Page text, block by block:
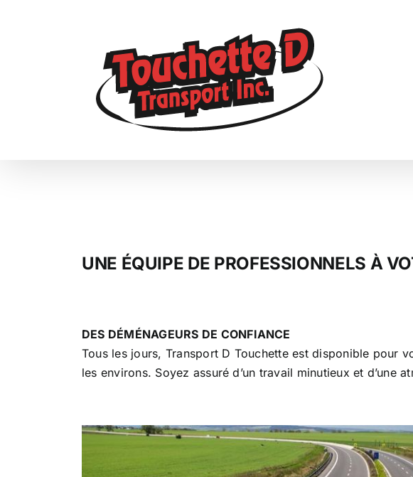
UNE ÉQUIPE DE PROFESSIONNELS À
DES DÉMÉNAGEURS DE CONFIANCE
Tous les jours, Transport D Touchette est disponible pour
les environs. Soyez assuré d’un travail minutieux et d’une